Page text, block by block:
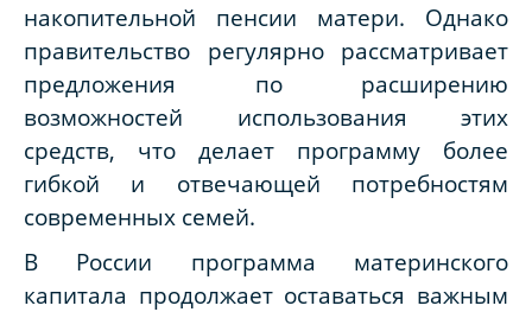
накопительной пенсии матери. Однако
правительство регулярно рассматривает
предложения по расширению
возможностей использования этих
средств, что делает программу более
гибкой и отвечающей потребностям
современных семей.
В России программа материнского
капитала продолжает оставаться важным